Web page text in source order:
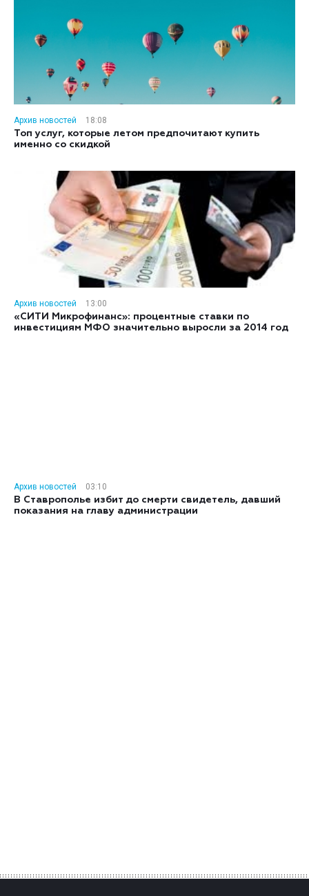
Архив новостей
18:08
Топ услуг, которые летом предпочитают купить
именно со скидкой
Архив новостей
13:00
«СИТИ Микрофинанс»: процентные ставки по
инвестициям МФО значительно выросли за 2014 год
Архив новостей
03:10
В Ставрополье избит до смерти свидетель, давший
показания на главу администрации